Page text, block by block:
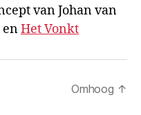
van Johan van
enHet Vonkt
Omhoog ↑